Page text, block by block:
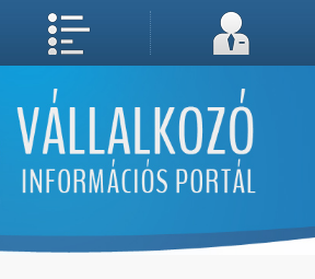
kat (sütiket) tároljunk számítógépén. A sütik a weboldal megfelelő működéséhez
Megértettem, folytatás...